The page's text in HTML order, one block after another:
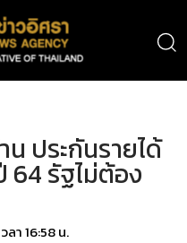
ประกันรายได้
รัฐไม่ต้อง
า 16:58 น.